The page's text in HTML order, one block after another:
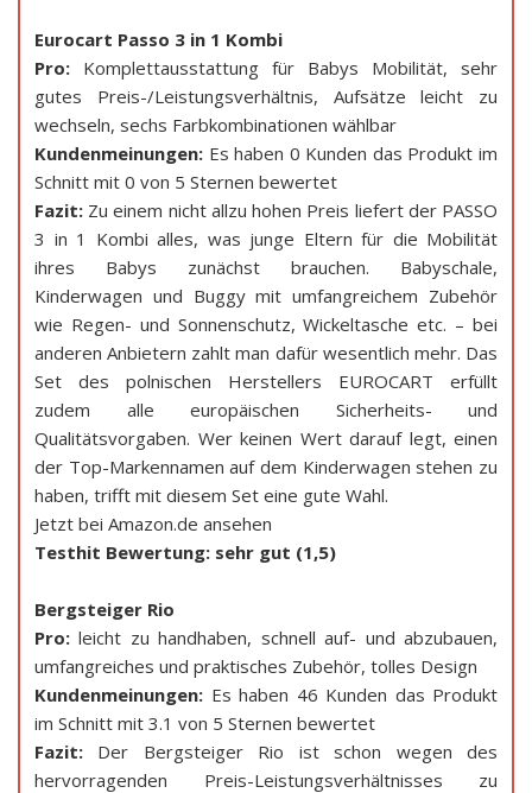
Eurocart Passo 3 in 1 Kombi
Pro: Komplettausstattung für Babys Mobilität, sehr
gutes Preis-/Leistungsverhältnis, Aufsätze leicht zu
wechseln, sechs Farbkombinationen wählbar
Kundenmeinungen: Es haben 0 Kunden das Produkt im
Schnitt mit 0 von 5 Sternen bewertet
Fazit: Zu einem nicht allzu hohen Preis liefert der PASSO
3 in 1 Kombi alles, was junge Eltern für die Mobilität
ihres Babys zunächst brauchen. Babyschale,
Kinderwagen und Buggy mit umfangreichem Zubehör
wie Regen- und Sonnenschutz, Wickeltasche etc. – bei
anderen Anbietern zahlt man dafür wesentlich mehr. Das
Set des polnischen Herstellers EUROCART erfüllt
zudem alle europäischen Sicherheits- und
Qualitätsvorgaben. Wer keinen Wert darauf legt, einen
der Top-Markennamen auf dem Kinderwagen stehen zu
haben, trifft mit diesem Set eine gute Wahl.
Jetzt bei Amazon.de ansehen
Testhit Bewertung: sehr gut (1,5)
Bergsteiger Rio
Pro: leicht zu handhaben, schnell auf- und abzubauen,
umfangreiches und praktisches Zubehör, tolles Design
Kundenmeinungen: Es haben 46 Kunden das Produkt
im Schnitt mit 3.1 von 5 Sternen bewertet
Fazit: Der Bergsteiger Rio ist schon wegen des
hervorragenden Preis-Leistungsverhältnisses zu